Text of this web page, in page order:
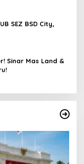
SEZ BSD City,
Sinar Mas Land &